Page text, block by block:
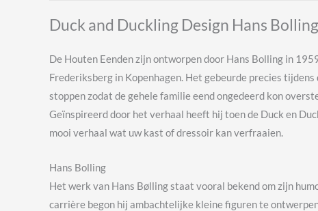
Duck and Duckling Design Hans
De Houten Eenden zijn ontworpen door Hans Bolling in
Frederiksberg in Kopenhagen. Het gebeurde precies
stoppen zodat de gehele familie eend ongedeerd kon
Geïnspireerd door het verhaal heeft hij toen de Duck en
mooi verhaal wat uw kast of dressoir kan verfraaien.
Hans Bolling
Het werk van Hans Bølling staat vooral bekend om zijn
carrière begon hij ambachtelijke kleine figuren te